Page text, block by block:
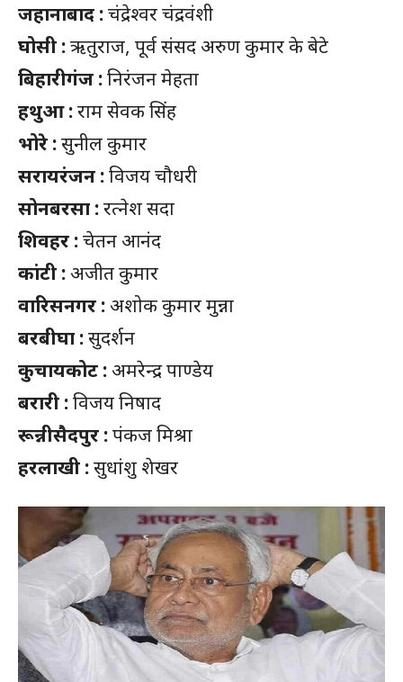
जहानाबाद :चंद्रेश्वर चंद्रवंशी
घोसी :ऋतुराज, पूर्व संसद अरुण कुमार के बेटे
बिहारीगंज :निरंजन मेहता
हथुआ :राम सेवक सिंह
भोरे :सुनील कुमार
सरायरंजन :विजय चौधरी
सोनबरसा :रत्नेश सदा
शिवहर :चेतन आनंद
कांटी : अजीत कुमार
वारिसनगर : अशोक कुमार मुन्ना
बरबीघा :सुदर्शन
कुचायकोट : अमरेन्द्र पाण्डेय
बरारी :विजय निषाद
रून्नीसैदपुर :पंकज मिश्रा
हरलाखी :सुधांशु शेखर